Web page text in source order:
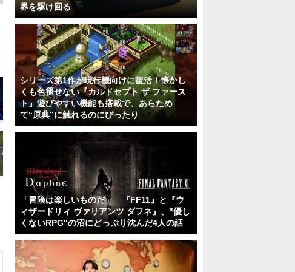
界を駆け回る
シリーズ第1作が現行機向けに復活！懐かし
くも色褪せない『カルドセプト ザ ファース
ト』遊びやすい機能も搭載で、あらため
て“原典”に触れるのにぴったり
「冒険は楽しいものだ」 ─『FF11』と『ウ
ィザードリィ ヴァリアンツ ダフネ』、"優し
くないRPG"の沼にどっぷり沈んだ4人の話